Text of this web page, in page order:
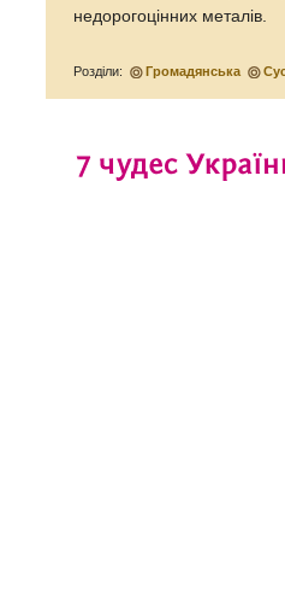
недорогоцінних металів.
Розділи: Громадянська